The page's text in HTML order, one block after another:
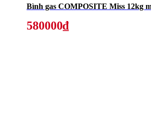
Bình gas COMPOSITE
580000₫